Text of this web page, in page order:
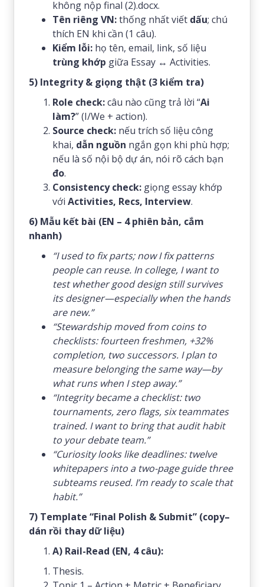
không nộp final (2).docx.
Tên riêng VN:thống nhất viết dấu; chú
thích EN khi cần (1 câu).
Kiểm lỗi: họ tên, email, link, số liệu
trùng khớp giữa Essay ↔ Activities.
5) Integrity & giọng thật (3 kiểm tra)
Role check:câu nào cũng trả lời “Ai
làm?” (I/We + action).
Source check: nếu trích số liệu công
khai, dẫn nguồn ngắn gọn khi phù hợp;
nếu là số nội bộ dự án, nói rõ cách bạn
đo.
Consistency check: giọng essay khớp
vớiActivities, Recs, Interview.
6) Mẫu kết bài (EN – 4 phiên bản, cắm
nhanh)
“I used to fix parts; now I fix patterns
people can reuse. In college, I want to
test whether good design still survives
its designer—especially when the hands
are new.”
“Stewardship moved from coins to
checklists: fourteen freshmen, +32%
completion, two successors. I plan to
measure belonging the same way—by
what runs when I step away.”
“Integrity became a checklist: two
tournaments, zero flags, six teammates
trained. I want to bring that audit habit
to your debate team.”
“Curiosity looks like deadlines: twelve
whitepapers into a two-page guide three
subteams reused. I’m ready to scale that
habit.”
7) Template “Final Polish & Submit” (copy–
dán rồi thay dữ liệu)
A) Rail-Read (EN, 4 câu):
Thesis.